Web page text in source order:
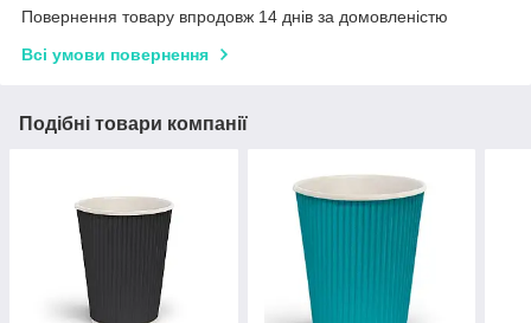
Повернення товару впродовж 14 днів за домовленістю
Всі умови повернення
Подібні товари компанії